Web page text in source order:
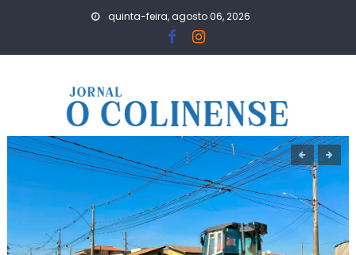
quinta-feira, agosto 06, 2026